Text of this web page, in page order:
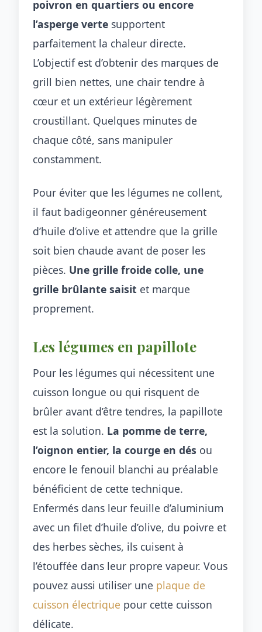
poivron en quartiers ou encore
l’asperge verte supportent
parfaitement la chaleur directe.
L’objectif est d’obtenir des marques de
grill bien nettes, une chair tendre à
cœur et un extérieur légèrement
croustillant. Quelques minutes de
chaque côté, sans manipuler
constamment.
Pour éviter que les légumes ne collent,
il faut badigeonner généreusement
d’huile d’olive et attendre que la grille
soit bien chaude avant de poser les
pièces. Une grille froide colle, une
grille brûlante saisit et marque
proprement.
Les légumes en papillote
Pour les légumes qui nécessitent une
cuisson longue ou qui risquent de
brûler avant d’être tendres, la papillote
est la solution. La pomme de terre,
l’oignon entier, la courge en dés ou
encore le fenouil blanchi au préalable
bénéficient de cette technique.
Enfermés dans leur feuille d’aluminium
avec un filet d’huile d’olive, du poivre et
des herbes sèches, ils cuisent à
l’étouffée dans leur propre vapeur. Vous
pouvez aussi utiliser une plaque de
cuisson électrique pour cette cuisson
délicate.